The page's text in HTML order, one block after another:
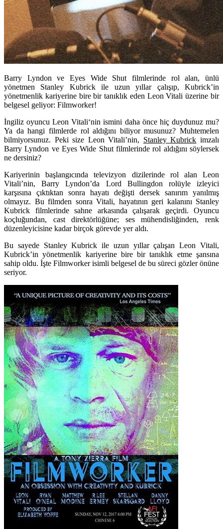
Barry Lyndon ve Eyes Wide Shut filmlerinde rol alan, ünlü
yönetmen Stanley Kubrick ile uzun yıllar çalışıp, Kubrick’in
yönetmenlik kariyerine bire bir tanıklık eden Leon Vitali üzerine bir
belgesel geliyor: Filmworker!
İngiliz oyuncuLeon Vitali‘nin ismini daha önce hiç duydunuz mu?
Ya da hangi filmlerde rol aldığını biliyor musunuz? Muhtemelen
bilmiyorsunuz. Peki size Leon Vitali’nin, Stanley Kubrick imzalı
Barry Lyndon ve Eyes Wide Shut filmlerinde rol aldığını söylersek
ne dersiniz?
Kariyerinin başlangıcında televizyon dizilerinde rol alan Leon
Vitali’nin, Barry Lyndon’da Lord Bullingdon rolüyle izleyici
karşısına çıktıktan sonra hayatı değişti dersek sanırım yanılmış
olmayız. Bu filmden sonra Vitali, hayatının geri kalanını Stanley
Kubrick filmlerinde sahne arkasında çalışarak geçirdi. Oyuncu
koçluğundan, cast direktörlüğüne; ses mühendisliğinden, renk
düzenleyicisine kadar birçok görevde yer aldı.
Bu sayede Stanley Kubrick ile uzun yıllar çalışan Leon Vitali,
Kubrick’in yönetmenlik kariyerine bire bir tanıklık etme şansına
sahip oldu. İşte Filmworkerisimli belgesel de bu süreci gözler önüne
seriyor.